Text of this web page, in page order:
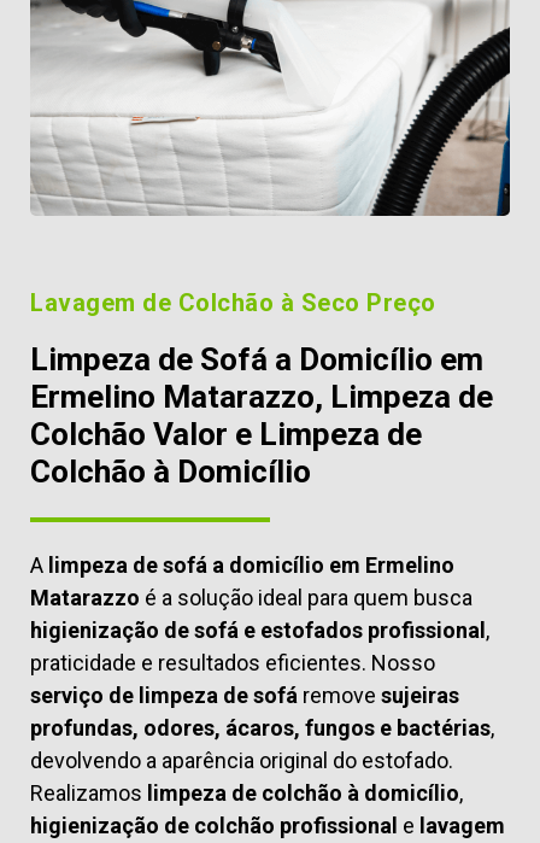
Lavagem de Colchão à Seco Preço
Limpeza de Sofá a Domicílio em
Ermelino Matarazzo, Limpeza de
Colchão Valor e Limpeza de
Colchão à Domicílio
A limpeza de sofá a domicílio em Ermelino
Matarazzo é a solução ideal para quem busca
higienização de sofá e estofados profissional,
praticidade e resultados eficientes. Nosso
serviço de limpeza de sofá remove sujeiras
profundas, odores, ácaros, fungos e bactérias,
devolvendo a aparência original do estofado.
Realizamos limpeza de colchão à domicílio,
higienização de colchão profissional e lavagem